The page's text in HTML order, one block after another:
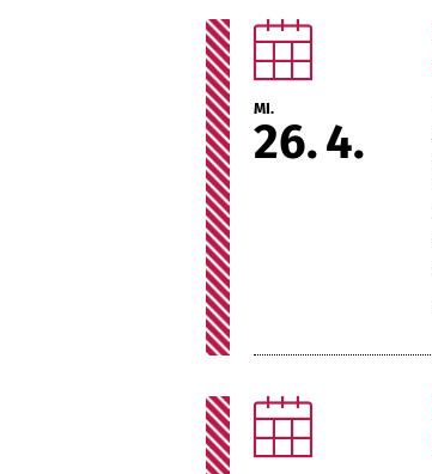
MI.
26 4